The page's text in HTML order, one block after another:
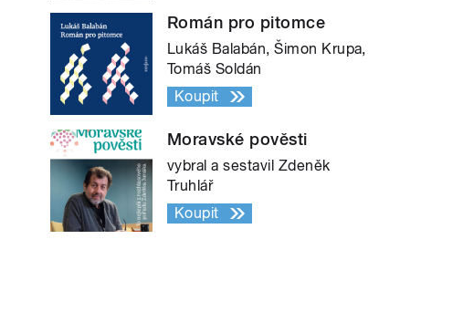
Román pro pitomce
Lukáš Balabán, Šimon Krupa,
Tomáš Soldán
Koupit
Moravské pověsti
vybral a sestavil Zdeněk
Truhlář
Koupit